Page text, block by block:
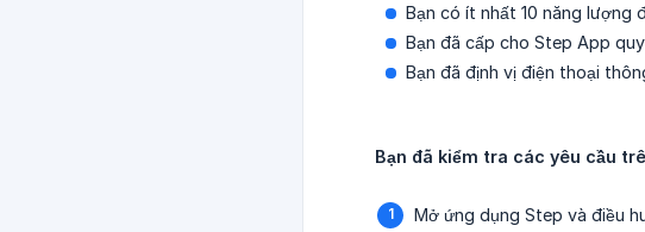
Bạn có ít nhất 10 năng lượng
Bạn đã cấp cho Step App
Bạn đã định vị điện thoại
Bạn đã kiểm tra các yêu cầu
Mở ứng dụng Step và điều